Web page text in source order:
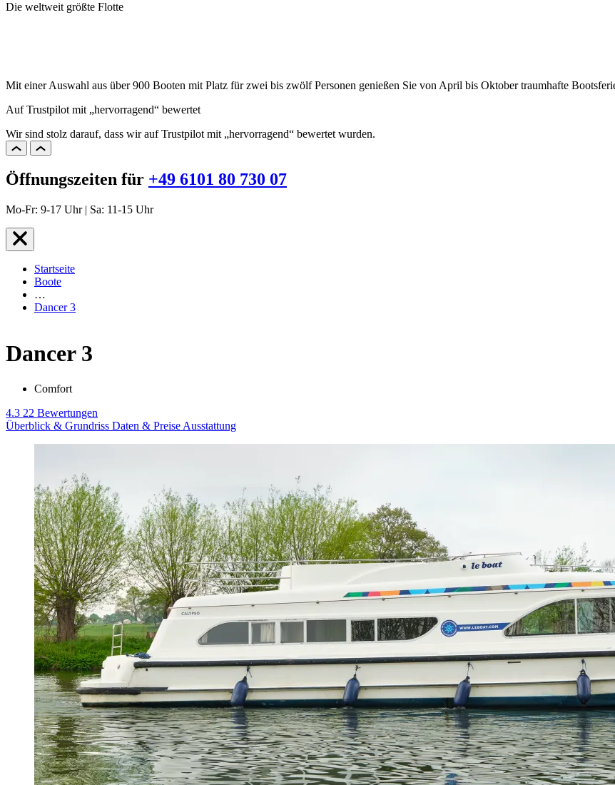
Die weltweit größte Flotte
Mit einer Auswahl aus über 900 Booten mit Platz für zwei bis zwölf Personen genießen Sie von April bis Oktober traumhafte
Auf Trustpilot mit „hervorragend“ bewertet
Wir sind stolz darauf, dass wir auf Trustpilot mit „hervorragend“ bewertet wurden.
Öffnungszeiten für +49 6101 80 730 07
Mo-Fr: 9-17 Uhr | Sa: 11-15 Uhr
Startseite
Boote
…
Dancer 3
Dancer 3
Comfort
4.3 22 Bewertungen
Überblick & Grundriss Daten & Preise Ausstattung